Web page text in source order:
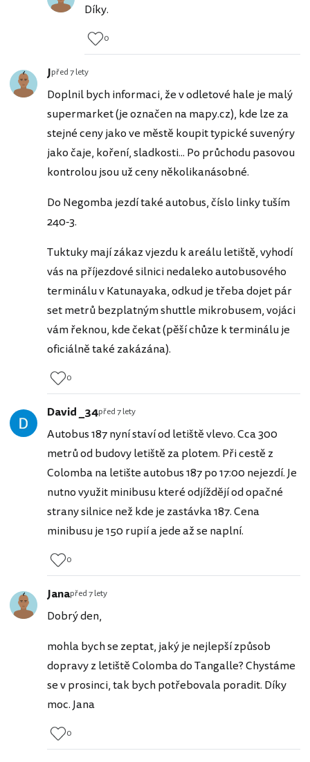
Díky.
0
Jpřed 7 lety
Doplnil bych informaci, že v odletové hale je malý
supermarket (je označen na mapy.cz), kde lze za
stejné ceny jako ve městě koupit typické suvenýry
jako čaje, koření, sladkosti... Po průchodu pasovou
kontrolou jsou už ceny několikanásobné.
Do Negomba jezdí také autobus, číslo linky tuším
240-3.
Tuktuky mají zákaz vjezdu k areálu letiště, vyhodí
vás na příjezdové silnici nedaleko autobusového
terminálu v Katunayaka, odkud je třeba dojet pár
set metrů bezplatným shuttle mikrobusem, vojáci
vám řeknou, kde čekat (pěší chůze k terminálu je
oficiálně také zakázána).
0
David _34před 7 lety
Autobus 187 nyní staví od letiště vlevo. Cca 300
metrů od budovy letiště za plotem. Při cestě z
Colomba na letište autobus 187 po 17:00 nejezdí. Je
nutno využit minibusu které odjíždějí od opačné
strany silnice než kde je zastávka 187. Cena
minibusu je 150 rupií a jede až se naplní.
0
Janapřed 7 lety
Dobrý den,
mohla bych se zeptat, jaký je nejlepší způsob
dopravy z letiště Colomba do Tangalle? Chystáme
se v prosinci, tak bych potřebovala poradit. Díky
moc. Jana
0